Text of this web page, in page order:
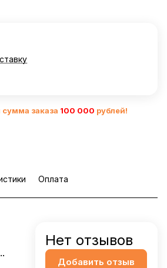
заказа 100 000 рублей!
Оплата
Нет отзывов
Добавить отзыв